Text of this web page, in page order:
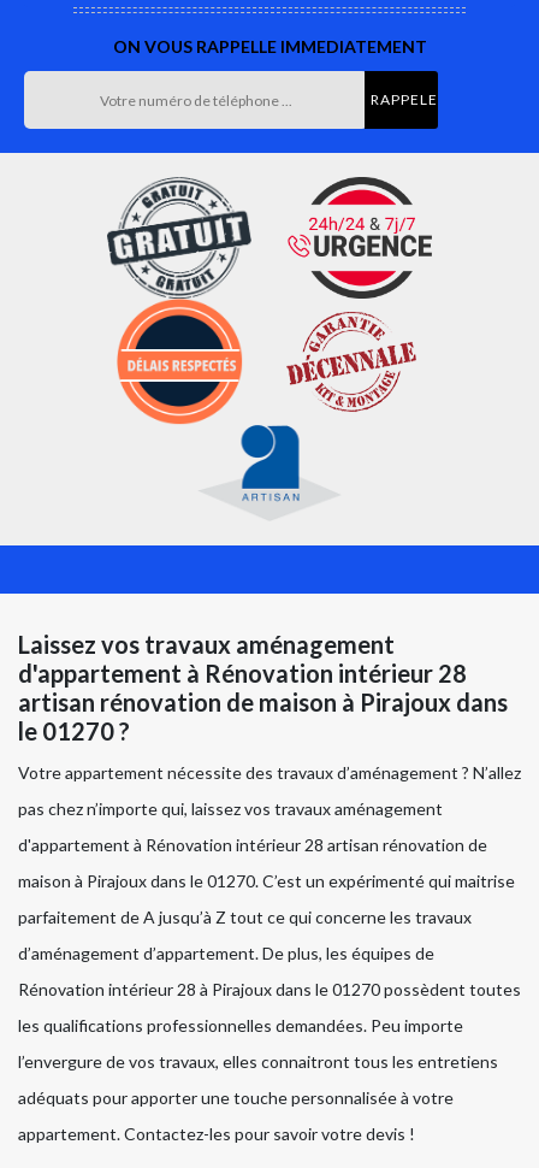
ON VOUS RAPPELLE IMMEDIATEMENT
Laissez vos travaux aménagement
d'appartement à Rénovation intérieur 28
artisan rénovation de maison à Pirajoux dans
le 01270 ?
Votre appartement nécessite des travaux d’aménagement ? N’allez
pas chez n’importe qui, laissez vos travaux aménagement
d'appartement à Rénovation intérieur 28 artisan rénovation de
maison à Pirajoux dans le 01270. C’est un expérimenté qui maitrise
parfaitement de A jusqu’à Z tout ce qui concerne les travaux
d’aménagement d’appartement. De plus, les équipes de
Rénovation intérieur 28 à Pirajoux dans le 01270 possèdent toutes
les qualifications professionnelles demandées. Peu importe
l’envergure de vos travaux, elles connaitront tous les entretiens
adéquats pour apporter une touche personnalisée à votre
appartement. Contactez-les pour savoir votre devis !